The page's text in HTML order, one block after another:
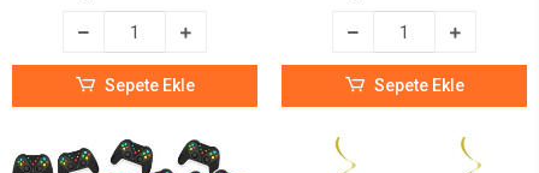
Sepete Ekle Sepete Ekle